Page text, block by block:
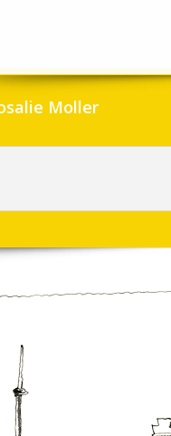
Moller